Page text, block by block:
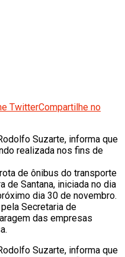
TwitterCompartilhe no
Suzarte, informa que
realizada nos fins de
de ônibus do transporte
de Santana, iniciada no dia
dia 30 de novembro.
Secretaria de
das empresas
Suzarte, informa que